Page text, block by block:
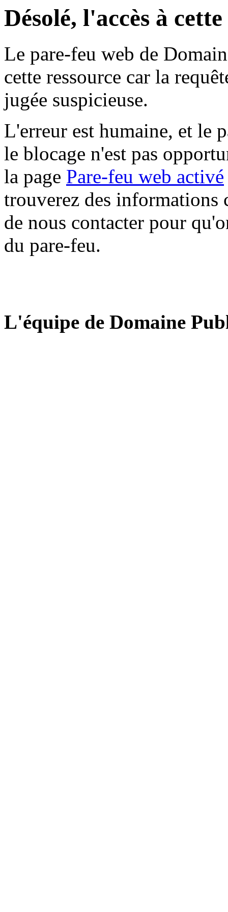
Désolé, l'accès à
Le pare-feu web de
cette ressource car la
jugée suspicieuse.
L'erreur est humaine, et le
le blocage n'est pas
la page Pare-feu web activé
trouverez des informations
de nous contacter pour
du pare-feu.
L'équipe de Domaine